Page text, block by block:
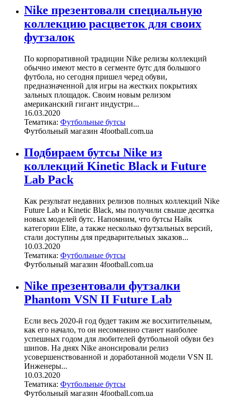
Nike презентовали специальную
коллекцию расцветок для своих
футзалок
По корпоративной традиции Nike релизы коллекций
обычно имеют место в сегменте бутс для большого
футбола, но сегодня пришел черед обуви,
предназначенной для игры на жестких покрытиях
зальных площадок. Своим новым релизом
американский гигант индустри...
16.03.2020
Тематика: Футбольные бутсы
Футбольный магазин 4football.com.ua
Подбираем бутсы Nike из
коллекций Kinetic Black и Future
Lab Pack
Как результат недавних релизов полных коллекций Nike
Future Lab и Kinetic Black, мы получили свыше десятка
новых моделей бутс. Напомним, что бутсы Найк
категории Elite, а также несколько футзальных версий,
стали доступны для предварительных заказов...
10.03.2020
Тематика: Футбольные бутсы
Футбольный магазин 4football.com.ua
Nike презентовали футзалки
Phantom VSN II Future Lab
Если весь 2020-й год будет таким же восхитительным,
как его начало, то он несомненно станет наиболее
успешных годом для любителей футбольной обуви без
шипов. На днях Nike анонсировали релиз
усовершенствованной и доработанной модели VSN II.
Инженеры...
10.03.2020
Тематика: Футбольные бутсы
Футбольный магазин 4football.com.ua